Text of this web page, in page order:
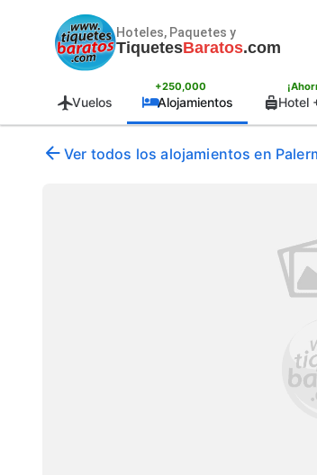
Hoteles, Paquetes y
TiquetesBaratos.com
Vuelos
+250,000
Alojamientos Hotel
Ver todos los alojamientos en